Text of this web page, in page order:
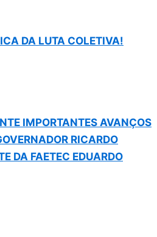
DA LUTA COLETIVA!
IMPORTANTES AVANÇOS
RICARDO
DA FAETEC EDUARDO